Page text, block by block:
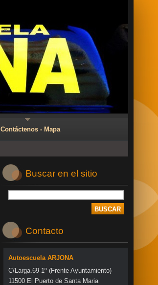
Buscar en el sitio
Contacto
Autoescuela ARJONA
C/Larga.69-1º (Frente Ayuntamiento)
11500 El Puerto de Santa Maria
Contáctenos - Mapa